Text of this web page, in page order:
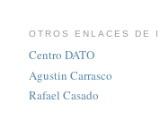
OTROS ENLACES DE
Centro DATO
Agustin Carrasco
Rafael Casado